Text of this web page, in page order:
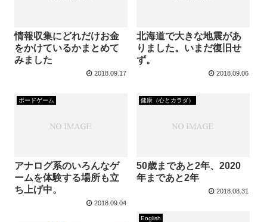
情報収集にどれだけお金
をかけているかまとめて
みました
2018.09.17
北海道で大きな地震があ
りました。いまだ復旧せ
ず。
2018.09.06
ボードゲーム
アナログ系のいろんなゲ
ームを体験する場所も立
ち上げ中。
2018.09.04
健康（心とカラダ）
50歳まであと2年、2020
年まであと2年
2018.08.31
English